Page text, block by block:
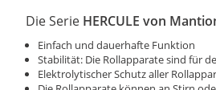
Die Serie HERCULE von
Einfach und dauerhafte Funktion
Stabilität: Die Rollapparate sind für
Elektrolytischer Schutz aller